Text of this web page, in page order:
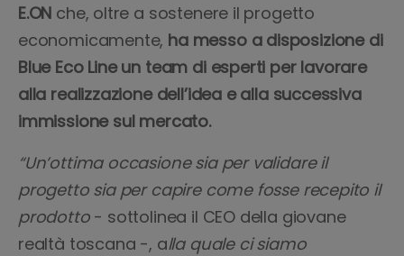
E.ON che, oltre a sostenere il progetto
economicamente, ha messo a disposizione di
Blue Eco Line un team di esperti per lavorare
alla realizzazione dell’idea e alla successiva
immissione sul mercato.
“Un’ottima occasione sia per validare il
progetto sia per capire come fosse recepito il
prodotto- sottolinea il CEO della giovane
realtà toscana -, alla quale ci siamo